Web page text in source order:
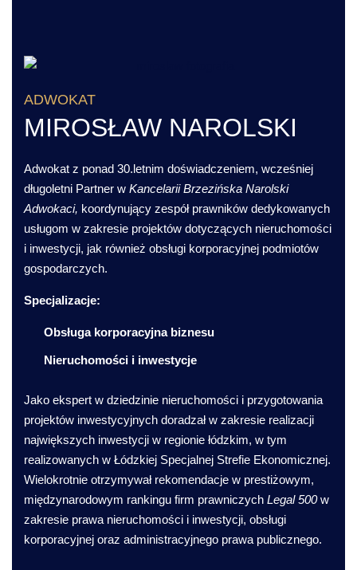
ADWOKAT
MIROSŁAW NAROLSKI
Adwokat z ponad 30.letnim doświadczeniem, wcześniej
długoletni Partner w Kancelarii Brzezińska Narolski
Adwokaci, koordynujący zespół prawników dedykowanych
usługom w zakresie projektów dotyczących nieruchomości
i inwestycji, jak również obsługi korporacyjnej podmiotów
gospodarczych.
Specjalizacje:
Obsługa korporacyjna biznesu
Nieruchomości i inwestycje
Jako ekspert w dziedzinie nieruchomości i przygotowania
projektów inwestycyjnych doradzał w zakresie realizacji
największych inwestycji w regionie łódzkim, w tym
realizowanych w Łódzkiej Specjalnej Strefie Ekonomicznej.
Wielokrotnie otrzymywał rekomendacje w prestiżowym,
międzynarodowym rankingu firm prawniczych Legal 500w
zakresie prawa nieruchomości i inwestycji, obsługi
korporacyjnej oraz administracyjnego prawa publicznego.